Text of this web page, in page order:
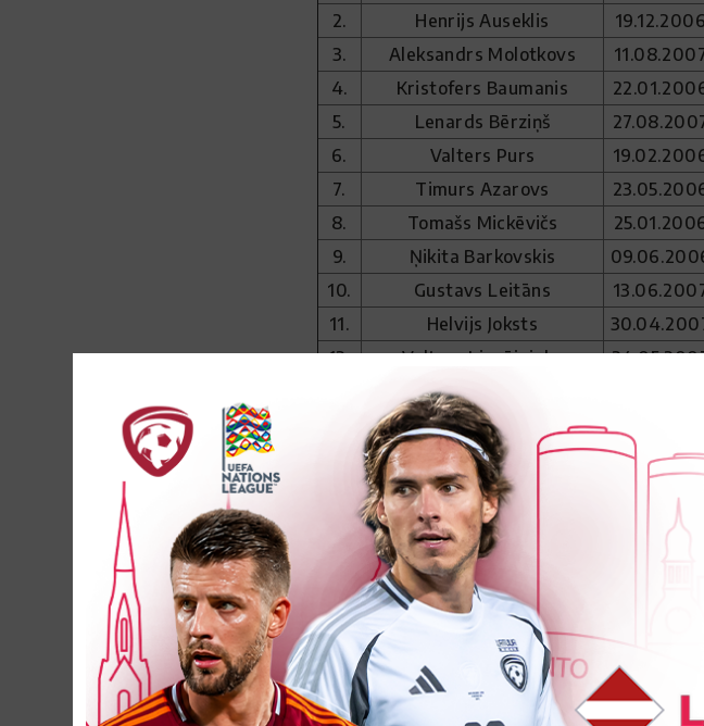
2.
Henrijs Auseklis 19.12.2006
3.
Aleksandrs Molotkovs
4.
Kristofers Baumanis
5.
Lenards Bērziņš
6.
Valters Purs
7.
Timurs Azarovs
8.
Tomašs Mickēvičs
9.
Ņikita Barkovskis
10.
Gustavs Leitāns
11.
Helvijs Joksts
12.
Valters Liepājnieks
Krišjānis Rupeiks
Marats Gaļajevs 13.12.2007
Nikita Bikovskis
Markuss Ivulāns 19.08.2006
Dannī Braians Ambato
Aņisjko
11.01.2006
Rūdolfs Kļavinskis
19.
Viktors Oghenetega
Ohvovoriole
20. Roberts Kukulis 25.05.2007
21.
Daniels Radzenieks 22.07.2006